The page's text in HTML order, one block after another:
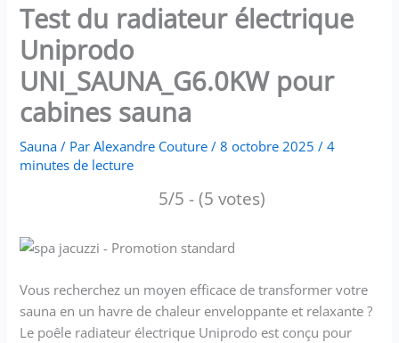
Test du radiateur électrique
Uniprodo
UNI_SAUNA_G6.0KW pour
cabines sauna
Sauna / ParAlexandre Couture/8 octobre 2025/4
minutes de lecture
5/5 - (5 votes)
Vous recherchez un moyen efficace de transformer votre
sauna en un havre de chaleur enveloppante et relaxante ?
Le poêle radiateur électrique Uniprodo est conçu pour